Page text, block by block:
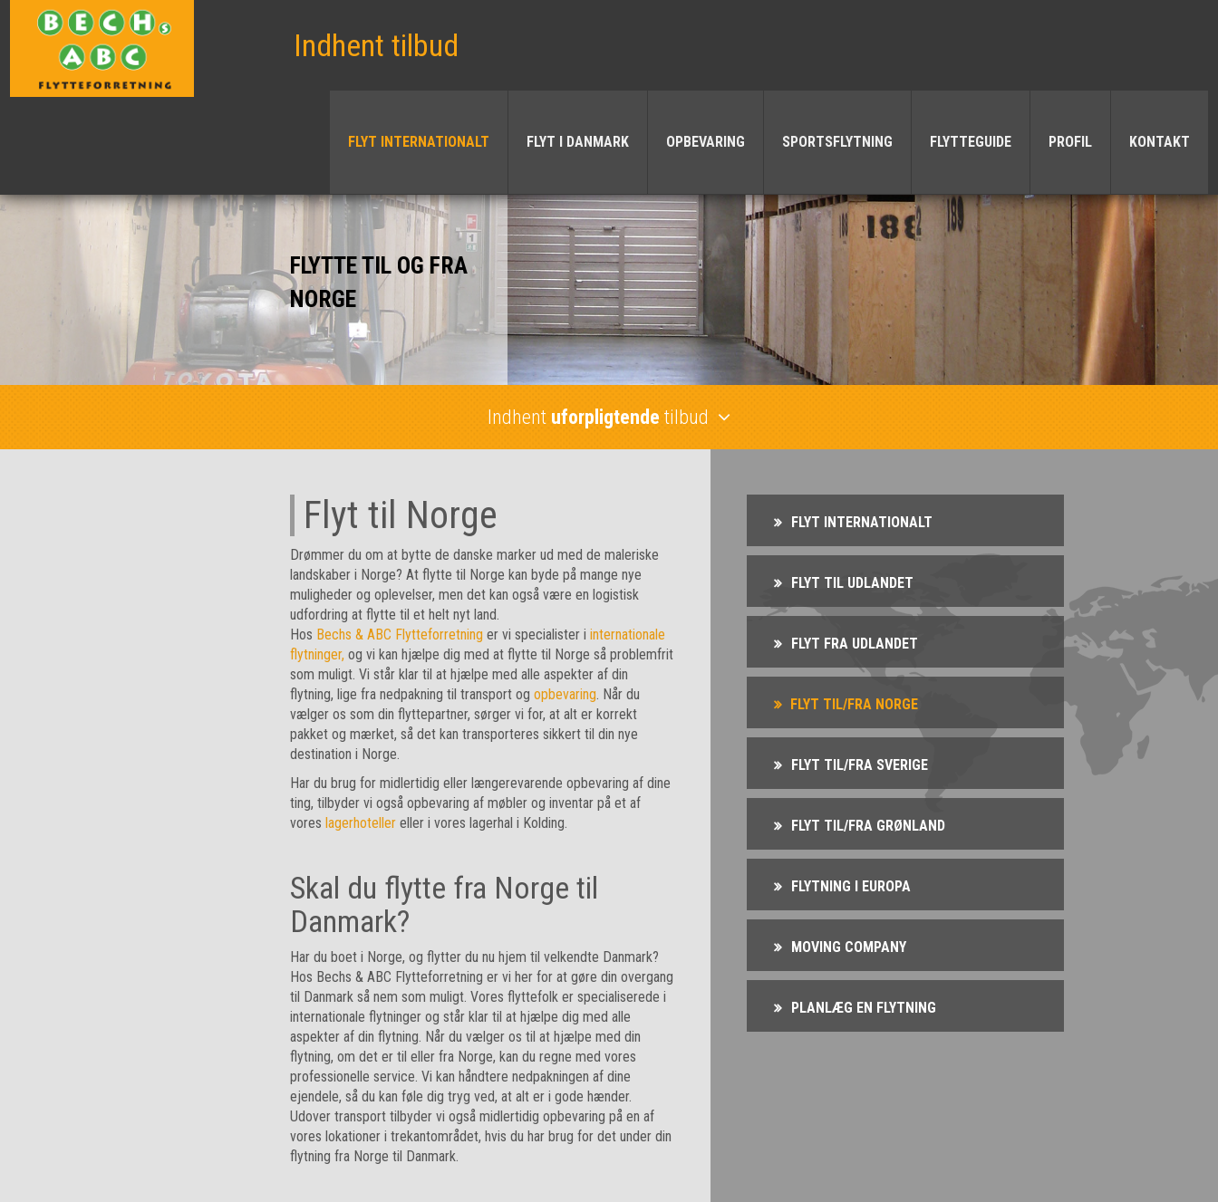
Indhent tilbud
FLYT INTERNATIONALT FLYT I DANMARK OPBEVARING SPORTSFLYTNING FLYTTEGUIDE PROFIL KONTAKT
FLYTTE TIL OG FRA
NORGE
Indhent uforpligtende tilbud
Flyt til Norge
Drømmer du om at bytte de danske marker ud med de maleriske
landskaber i Norge? At flytte til Norge kan byde på mange nye
muligheder og oplevelser, men det kan også være en logistisk
udfordring at flytte til et helt nyt land.
Hos Bechs & ABC Flytteforretning er vi specialister i internationale
flytninger, og vi kan hjælpe dig med at flytte til Norge så problemfrit
som muligt. Vi står klar til at hjælpe med alle aspekter af din
flytning, lige fra nedpakning til transport og opbevaring. Når du
vælger os som din flyttepartner, sørger vi for, at alt er korrekt
pakket og mærket, så det kan transporteres sikkert til din nye
destination i Norge.
Har du brug for midlertidig eller længerevarende opbevaring af dine
ting, tilbyder vi også opbevaring af møbler og inventar på et af
vores lagerhoteller eller i vores lagerhal i Kolding.
Skal du flytte fra Norge til
Danmark?
Har du boet i Norge, og flytter du nu hjem til velkendte Danmark?
Hos Bechs & ABC Flytteforretning er vi her for at gøre din overgang
til Danmark så nem som muligt. Vores flyttefolk er specialiserede i
internationale flytninger og står klar til at hjælpe dig med alle
aspekter af din flytning. Når du vælger os til at hjælpe med din
flytning, om det er til eller fra Norge, kan du regne med vores
professionelle service. Vi kan håndtere nedpakningen af dine
ejendele, så du kan føle dig tryg ved, at alt er i gode hænder.
Udover transport tilbyder vi også midlertidig opbevaring på en af
vores lokationer i trekantområdet, hvis du har brug for det under din
flytning fra Norge til Danmark.
FLYT INTERNATIONALT
FLYT TIL UDLANDET
FLYT FRA UDLANDET
FLYT TIL/FRA NORGE
FLYT TIL/FRA SVERIGE
FLYT TIL/FRA GRØNLAND
FLYTNING I EUROPA
MOVING COMPANY
PLANLÆG EN FLYTNING